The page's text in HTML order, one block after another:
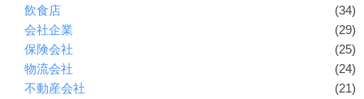
飲食店
(34)
会社企業
(29)
保険会社
(25)
物流会社
(24)
不動産会社
(21)